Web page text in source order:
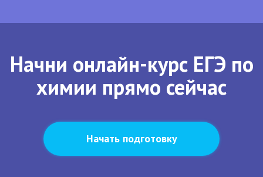
Начни онлайн-курс ЕГЭ по
химии прямо сейчас
Начать подготовку